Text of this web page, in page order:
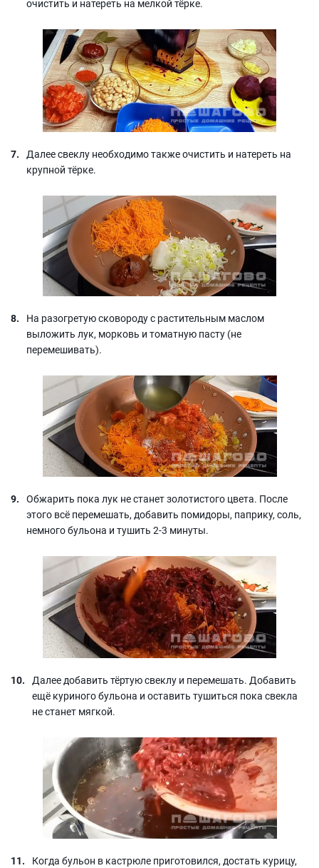
очистить и натереть на мелкой тёрке.
Далее свеклу необходимо также очистить и натереть на
крупной тёрке.
На разогретую сковороду с растительным маслом
выложить лук, морковь и томатную пасту (не
перемешивать).
Обжарить пока лук не станет золотистого цвета. После
этого всё перемешать, добавить помидоры, паприку, соль,
немного бульона и тушить 2-3 минуты.
Далее добавить тёртую свеклу и перемешать. Добавить
ещё куриного бульона и оставить тушиться пока свекла
не станет мягкой.
Когда бульон в кастрюле приготовился, достать курицу,